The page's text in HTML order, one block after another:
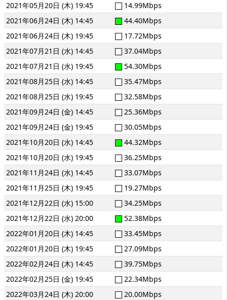
2021年05月20日 (木) 19:45
14.99Mbps
2021年06月24日 (木) 14:45
44.40Mbps
2021年06月24日 (木) 19:45
17.72Mbps
2021年07月21日 (水) 14:45
37.04Mbps
2021年07月21日 (水) 19:45
54.30Mbps
2021年08月25日 (水) 14:45
35.47Mbps
2021年08月25日 (水) 19:45
32.58Mbps
2021年09月24日 (金) 14:45
25.36Mbps
2021年09月24日 (金) 19:45
30.05Mbps
2021年10月20日 (水) 14:45
44.32Mbps
2021年10月20日 (水) 19:45
36.25Mbps
2021年11月24日 (水) 14:45
33.07Mbps
2021年11月25日 (木) 19:45
19.27Mbps
2021年12月22日 (水) 15:00
34.25Mbps
2021年12月22日 (水) 20:00
52.38Mbps
2022年01月20日 (木) 14:45
33.45Mbps
2022年01月20日 (木) 19:45
27.09Mbps
2022年02月24日 (木) 14:45
39.75Mbps
2022年02月25日 (金) 19:45
22.34Mbps
2022年03月24日 (木) 20:00
20.00Mbps